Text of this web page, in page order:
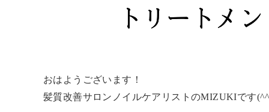
おはようございます！
髪質改善サロンノイルケアリストのMIZUKIです